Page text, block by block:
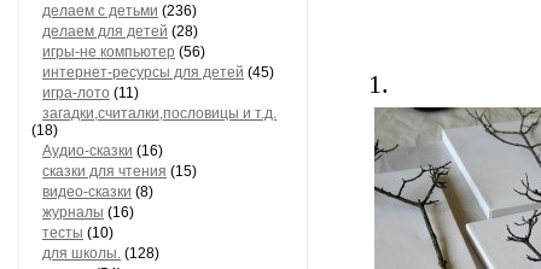
делаем с детьми (236)
делаем для детей (28)
игры-не компьютер (56)
интернет-ресурсы для детей (45)
игра-лото (11)
загадки,считалки,пословицы и т.д.
(18)
Аудио-сказки (16)
сказки для чтения (15)
видео-сказки (8)
журналы (16)
тесты (10)
для школы. (128)
1.